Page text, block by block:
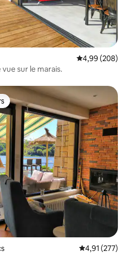
Évaluation
4,99 (208)
sur le marais.
Évaluation
4,91 (277)